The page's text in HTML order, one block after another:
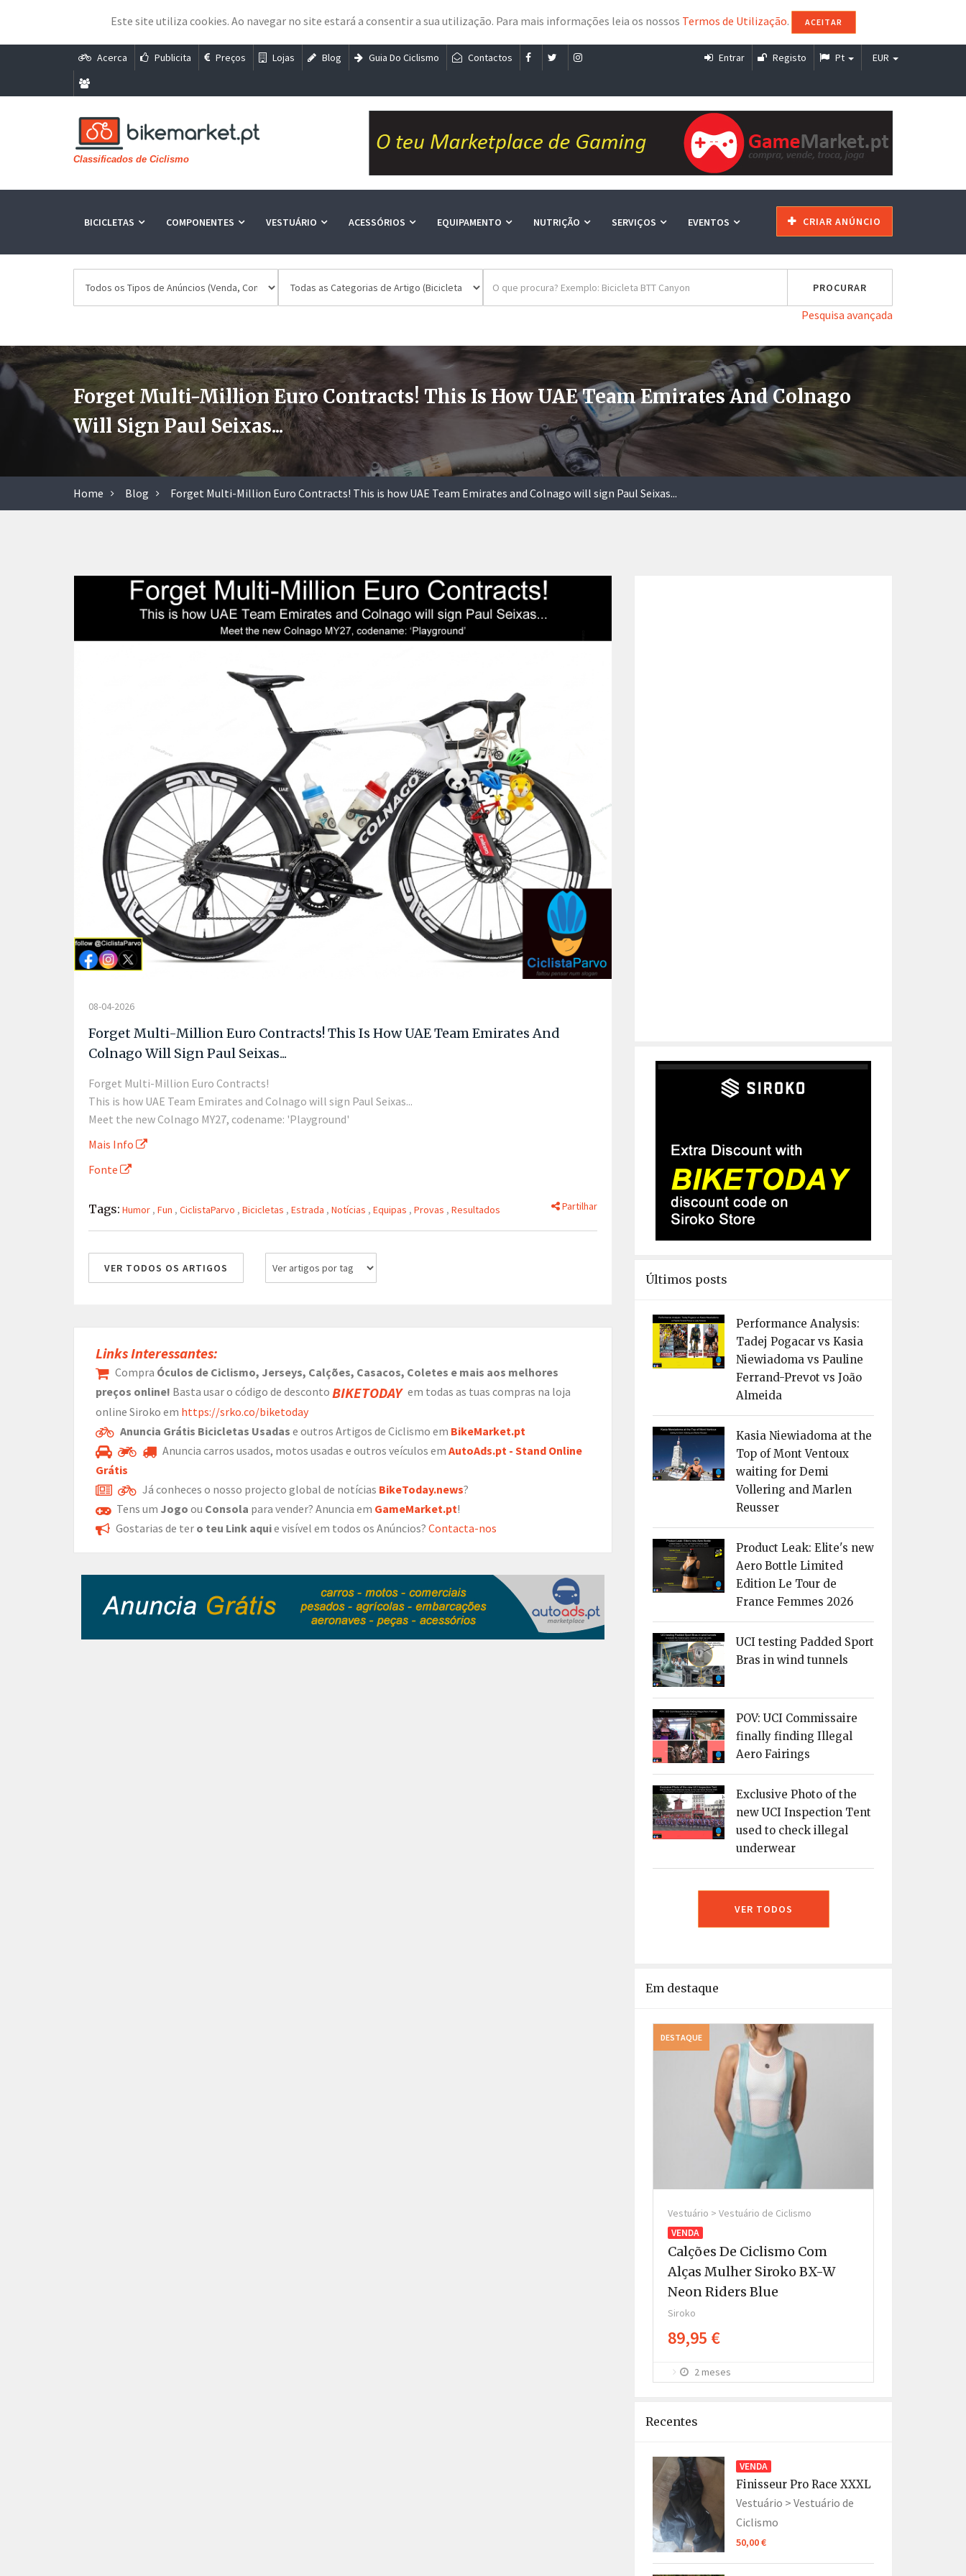
Este site utiliza cookies. Ao navegar no site estará a consentir a sua utilização. Para mais informações leia os nossos Termos de Utilização. ACEITAR
Acerca Publicita Preços Lojas Blog Guia Do Ciclismo Contactos Entrar Registo Pt EUR
Classificados de Ciclismo
BICICLETAS COMPONENTES VESTUÁRIO ACESSÓRIOS EQUIPAMENTO NUTRIÇÃO SERVIÇOS EVENTOS CRIAR ANÚNCIO
Pesquisa avançada
Forget Multi-Million Euro Contracts! This Is How UAE Team Emirates And Colnago
Will Sign Paul Seixas...
Home Blog Forget Multi-Million Euro Contracts! This is how UAE Team Emirates and Colnago will sign Paul Seixas...
08-04-2026
Forget Multi-Million Euro Contracts! This Is How UAE Team Emirates And
Colnago Will Sign Paul Seixas...
Forget Multi-Million Euro Contracts!
This is how UAE Team Emirates and Colnago will sign Paul Seixas...
Meet the new Colnago MY27, codename: 'Playground'
Mais Info
Fonte
Tags: Humor , Fun , CiclistaParvo , Bicicletas , Estrada , Notícias , Equipas , Provas , Resultados Partilhar
VER TODOS OS ARTIGOS
Links Interessantes:
Compra Óculos de Ciclismo, Jerseys, Calções, Casacos, Coletes e mais aos melhores
preços online! Basta usar o código de desconto BIKETODAY em todas as tuas compras na loja
online Siroko em https://srko.co/biketoday
Anuncia Grátis Bicicletas Usadas e outros Artigos de Ciclismo em BikeMarket.pt
Anuncia carros usados, motos usadas e outros veículos em AutoAds.pt - Stand Online
Grátis
Já conheces o nosso projecto global de notícias BikeToday.news?
Tens um Jogo ou Consola para vender? Anuncia em GameMarket.pt!
Gostarias de ter o teu Link aquie visível em todos os Anúncios? Contacta-nos
Últimos posts
Performance Analysis:
Tadej Pogacar vs Kasia
Niewiadoma vs Pauline
Ferrand-Prevot vs João
Almeida
Kasia Niewiadoma at the
Top of Mont Ventoux
waiting for Demi
Vollering and Marlen
Reusser
Product Leak: Elite's new
Aero Bottle Limited
Edition Le Tour de
France Femmes 2026
UCI testing Padded Sport
Bras in wind tunnels
POV: UCI Commissaire
finally finding Illegal
Aero Fairings
Exclusive Photo of the
new UCI Inspection Tent
used to check illegal
underwear
VER TODOS
Em destaque
DESTAQUE
Vestuário > Vestuário de Ciclismo
VENDA
Calções De Ciclismo Com
Alças Mulher Siroko BX-W
Neon Riders Blue
Siroko
89,95 €
2 meses
Recentes
VENDA
Finisseur Pro Race XXXL
Vestuário > Vestuário de
Ciclismo
50,00 €